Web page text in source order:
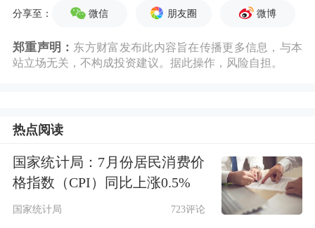
从海外的历史发展经验来看，股指期权
是一种非常有效的风险管理工具。由于
其特殊的合约设计及收益风险特征，在
些特点。
第一，股指期权在进行风险管理时更加
简便。期货的交易是一种双向的合约，
分享至： 微信 朋友圈 微博
郑重声明： 东方财富发布此内容旨在传播更多信息，与本
站立场无关，不构成投资建议。据此操作，风险自担。
热点阅读
国家统计局：7月份居民消费价
格指数（CPI）同比上涨0.5%
国家统计局 723评论